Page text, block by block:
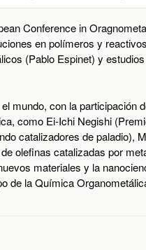
Conference in
en polímeros y
(Pablo Espinet) y
mundo, con la participación
como Ei-Ichi Negishi
catalizadores de paladio),
olefinas catalizadas por
materiales y la
de la Química